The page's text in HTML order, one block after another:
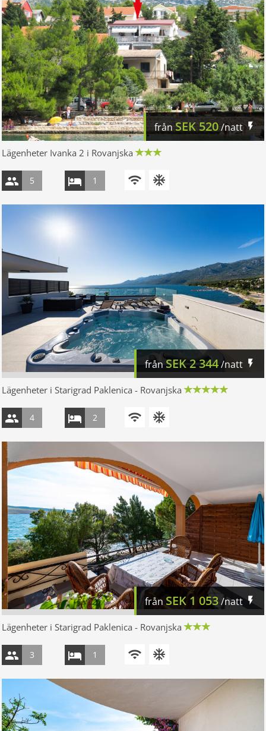
frånSEK520/natt
Lägenheter Ivanka 2 i Rovanjska
5 1
frånSEK2 344/natt
Lägenheter i Starigrad Paklenica - Rovanjska
4 2
frånSEK 1 053/natt
Lägenheter i Starigrad Paklenica - Rovanjska
3 1